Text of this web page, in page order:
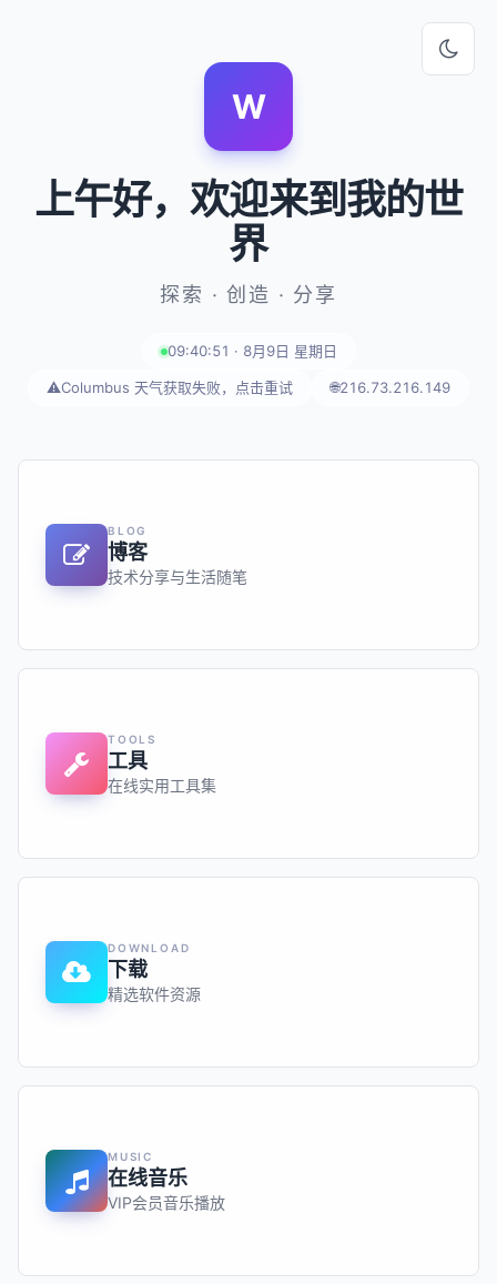
W
上午好，欢迎来到我的世
界
探索 · 创造 · 分享
09:40:51 · 8月9日 星期日
⚠️Columbus 天气获取失败，点击重试 🌐216.73.216.149
BLOG
博客
技术分享与生活随笔
TOOLS
工具
在线实用工具集
DOWNLOAD
下载
精选软件资源
MUSIC
在线音乐
VIP会员音乐播放